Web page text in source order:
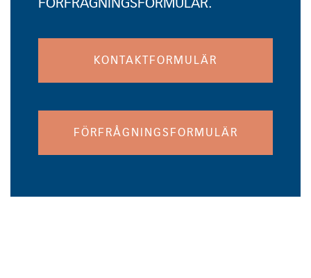
FÖRFRÅGNINGSFORMULÄR.
KONTAKTFORMULÄR
FÖRFRÅGNINGSFORMULÄR